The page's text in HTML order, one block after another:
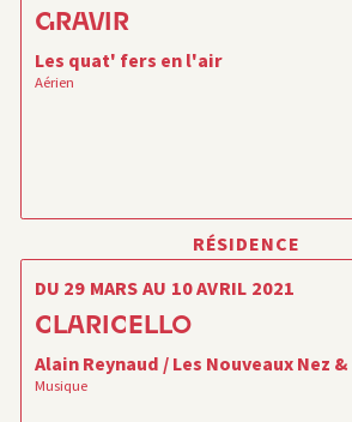
GRAVIR
Les quat' fers en l'air
Aérien
RÉSIDENCE
DU 29 MARS AU 10 AVRIL 2021
CLARICELLO
Alain Reynaud / Les Nouveaux Nez &
Musique